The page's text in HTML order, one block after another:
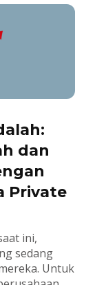
dan
Private
ini,
sedang
Untuk